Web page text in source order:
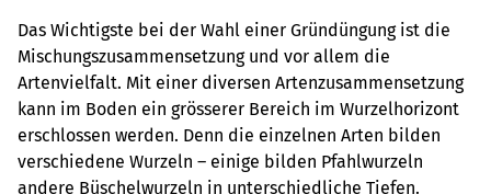
Das Wichtigste bei der Wahl einer Gründüngung ist die
Mischungszusammensetzung und vor allem die
Artenvielfalt. Mit einer diversen Artenzusammensetzung
kann im Boden ein grösserer Bereich im Wurzelhorizont
erschlossen werden. Denn die einzelnen Arten bilden
verschiedene Wurzeln – einige bilden Pfahlwurzeln
andere Büschelwurzeln in unterschiedliche Tiefen.